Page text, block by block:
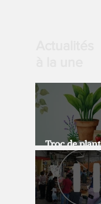
Troc de